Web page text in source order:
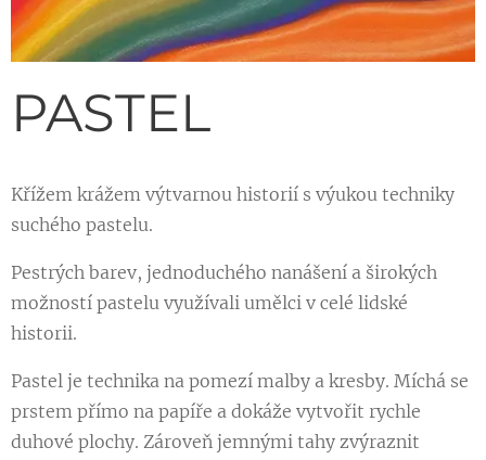
PASTEL
Křížem krážem výtvarnou historií s výukou techniky
suchého pastelu.
Pestrých barev, jednoduchého nanášení a širokých
možností pastelu využívali umělci v celé lidské
historii.
Pastel je technika na pomezí malby a kresby. Míchá se
prstem přímo na papíře a dokáže vytvořit rychle
duhové plochy. Zároveň jemnými tahy zvýraznit